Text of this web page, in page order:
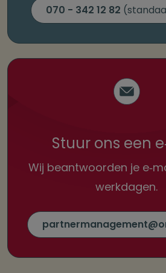
070 - 342 12 82
Stuur ons een
Wij beantwoorden je
werkdagen.